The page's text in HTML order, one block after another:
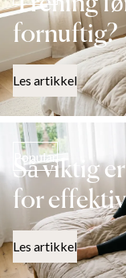
fornuftig?
Les artikkel
Popular
Så viktig
for
Les artikkel